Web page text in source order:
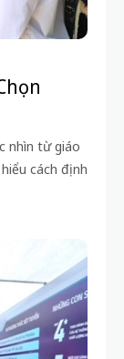
nhìn từ giáo
cách định